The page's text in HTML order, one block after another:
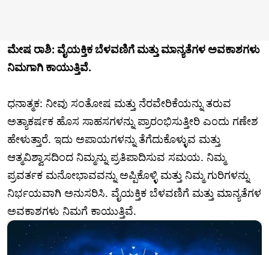
ಮೇಷ ರಾಶಿ: ವೈಯಕ್ತಿಕ ಬೆಳವಣಿಗೆ ಮತ್ತು ಮಾನ್ಯತೆಗಳ ಅವಕಾಶಗಳು
ನಿಮಗಾಗಿ ಕಾಯುತ್ತಿವೆ.
ಧನಾತ್ಮಕ: ನೀವು ಸಂತೋಷ ಮತ್ತು ನೆರವೇರಿಕೆಯನ್ನು ತರುವ
ಅತ್ಯಾಕರ್ಷಕ ಹೊಸ ಸಾಹಸಗಳನ್ನು ಪ್ರಾರಂಭಿಸುತ್ತೀರಿ ಎಂದು ಗಣೇಶ
ಹೇಳುತ್ತಾರೆ. ಇದು ಅಪಾಯಗಳನ್ನು ತೆಗೆದುಕೊಳ್ಳುವ ಮತ್ತು
ಆತ್ಮವಿಶ್ವಾಸದಿಂದ ನಿಮ್ಮನ್ನು ಪ್ರತಿಪಾದಿಸುವ ಸಮಯ. ನಿಮ್ಮ
ಪ್ರವರ್ತಕ ಮನೋಭಾವವನ್ನು ಅಪ್ಪಿಕೊಳ್ಳಿ ಮತ್ತು ನಿಮ್ಮ ಗುರಿಗಳನ್ನು
ನಿರ್ಭಯವಾಗಿ ಅನುಸರಿಸಿ. ವೈಯಕ್ತಿಕ ಬೆಳವಣಿಗೆ ಮತ್ತು ಮಾನ್ಯತೆಗಳ
ಅವಕಾಶಗಳು ನಿಮಗೆ ಕಾಯುತ್ತಿವೆ.